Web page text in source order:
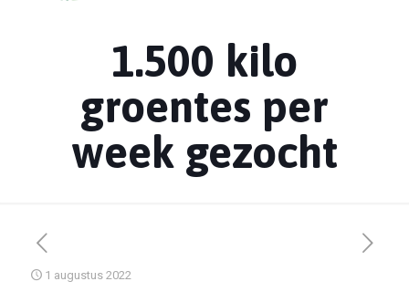
1.500 kilo
groentes per
week gezocht
1 augustus 2022